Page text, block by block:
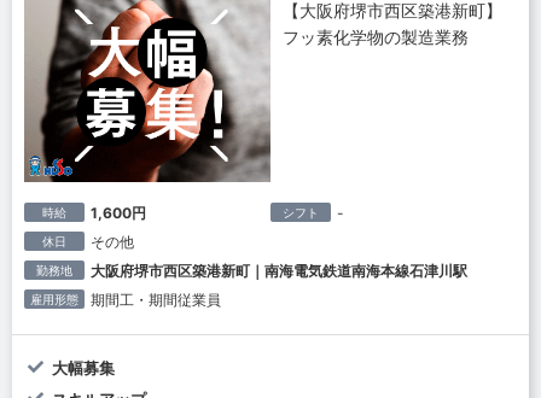
【大阪府堺市西区築港新町】
フッ素化学物の製造業務
時給 1,600円 シフト -
休日 その他
勤務地 大阪府堺市西区築港新町｜南海電気鉄道南海本線石津川駅
雇用形態 期間工・期間従業員
大幅募集